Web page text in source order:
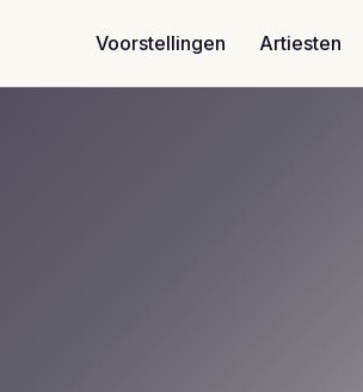
Voorstellingen
Artiesten